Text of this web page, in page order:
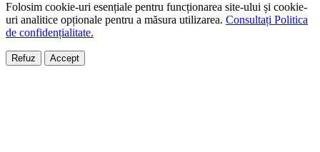
Folosim cookie-uri esențiale pentru funcționarea site-ului și cookie-
uri analitice opționale pentru a măsura utilizarea. Consultați Politica
de confidențialitate.
Refuz Accept